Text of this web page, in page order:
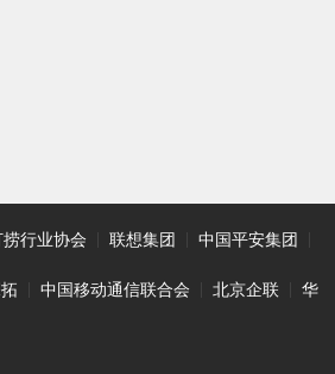
行业协会 联想集团 中国平安集团
中国移动通信联合会 北京企联 华